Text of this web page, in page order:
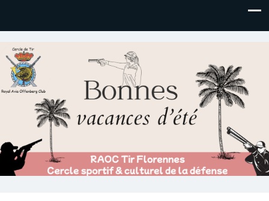
Royal AOC Florennes
Section TIR de l'AVIA